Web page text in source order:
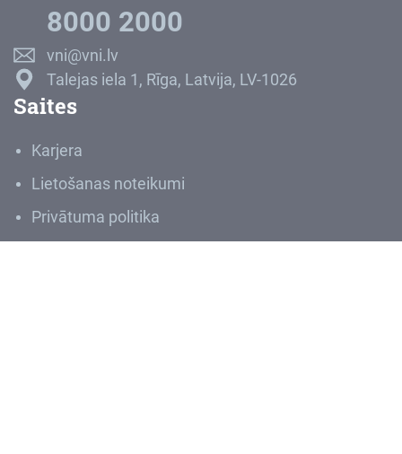
8000 2000
vni@vni.lv
Talejas iela 1, Rīga, Latvija, LV-1026
Saites
Karjera
Lietošanas noteikumi
Privātuma politika